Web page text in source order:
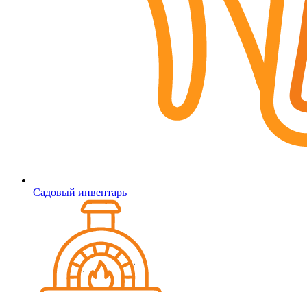
Садовый инвентарь